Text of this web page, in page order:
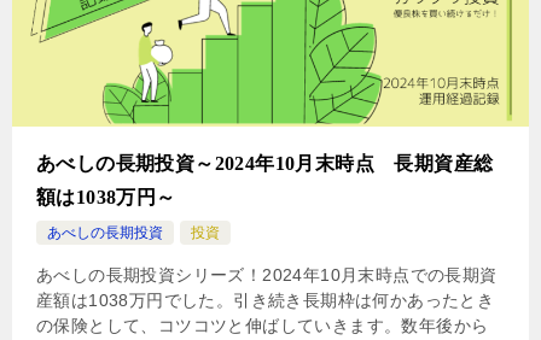
あべしの長期投資～2024年10月末時点 長期資産総
額は1038万円～
あべしの長期投資 投資
あべしの長期投資シリーズ！2024年10月末時点での長期資
産額は1038万円でした。引き続き長期枠は何かあったとき
の保険として、コツコツと伸ばしていきます。数年後から